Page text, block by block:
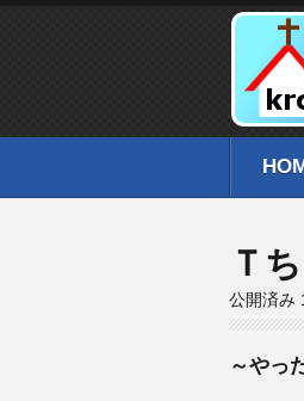
Ｔ
公開済み
～やっ